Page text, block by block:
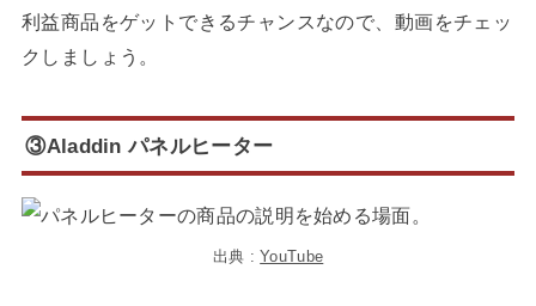
利益商品をゲットできるチャンスなので、動画をチェッ
クしましょう。
③Aladdin パネルヒーター
出典 :YouTube